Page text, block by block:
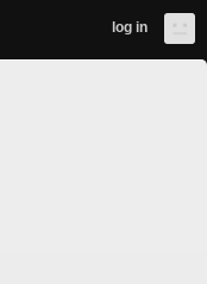
log in